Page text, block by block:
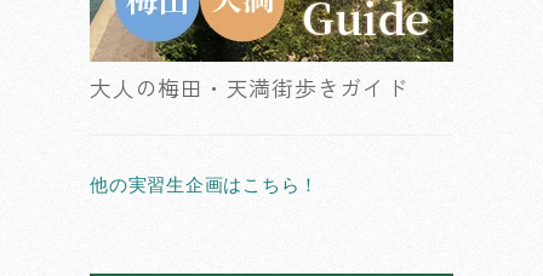
大人の梅田・天満街歩きガイド
他の実習生企画はこちら！